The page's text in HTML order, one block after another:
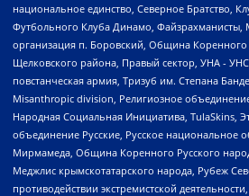
национальное единство, Северное Братство,
Футбольного Клуба Динамо, Файзрахманисты,
организация п. Боровский, Община Коренного
Щелковского района, Правый сектор, УНА -
повстанческая армия, Тризуб им. Степана
Misanthropic division, Религиозное
Народная Социальная Инициатива, TulaSkins,
объединение Русские, Русское национальное
Мирмамеда, Община Коренного Русского
Меджлис крымскотатарского народа, Рубеж
противодействии экстремистской